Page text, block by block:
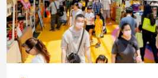
專
區
【我
的